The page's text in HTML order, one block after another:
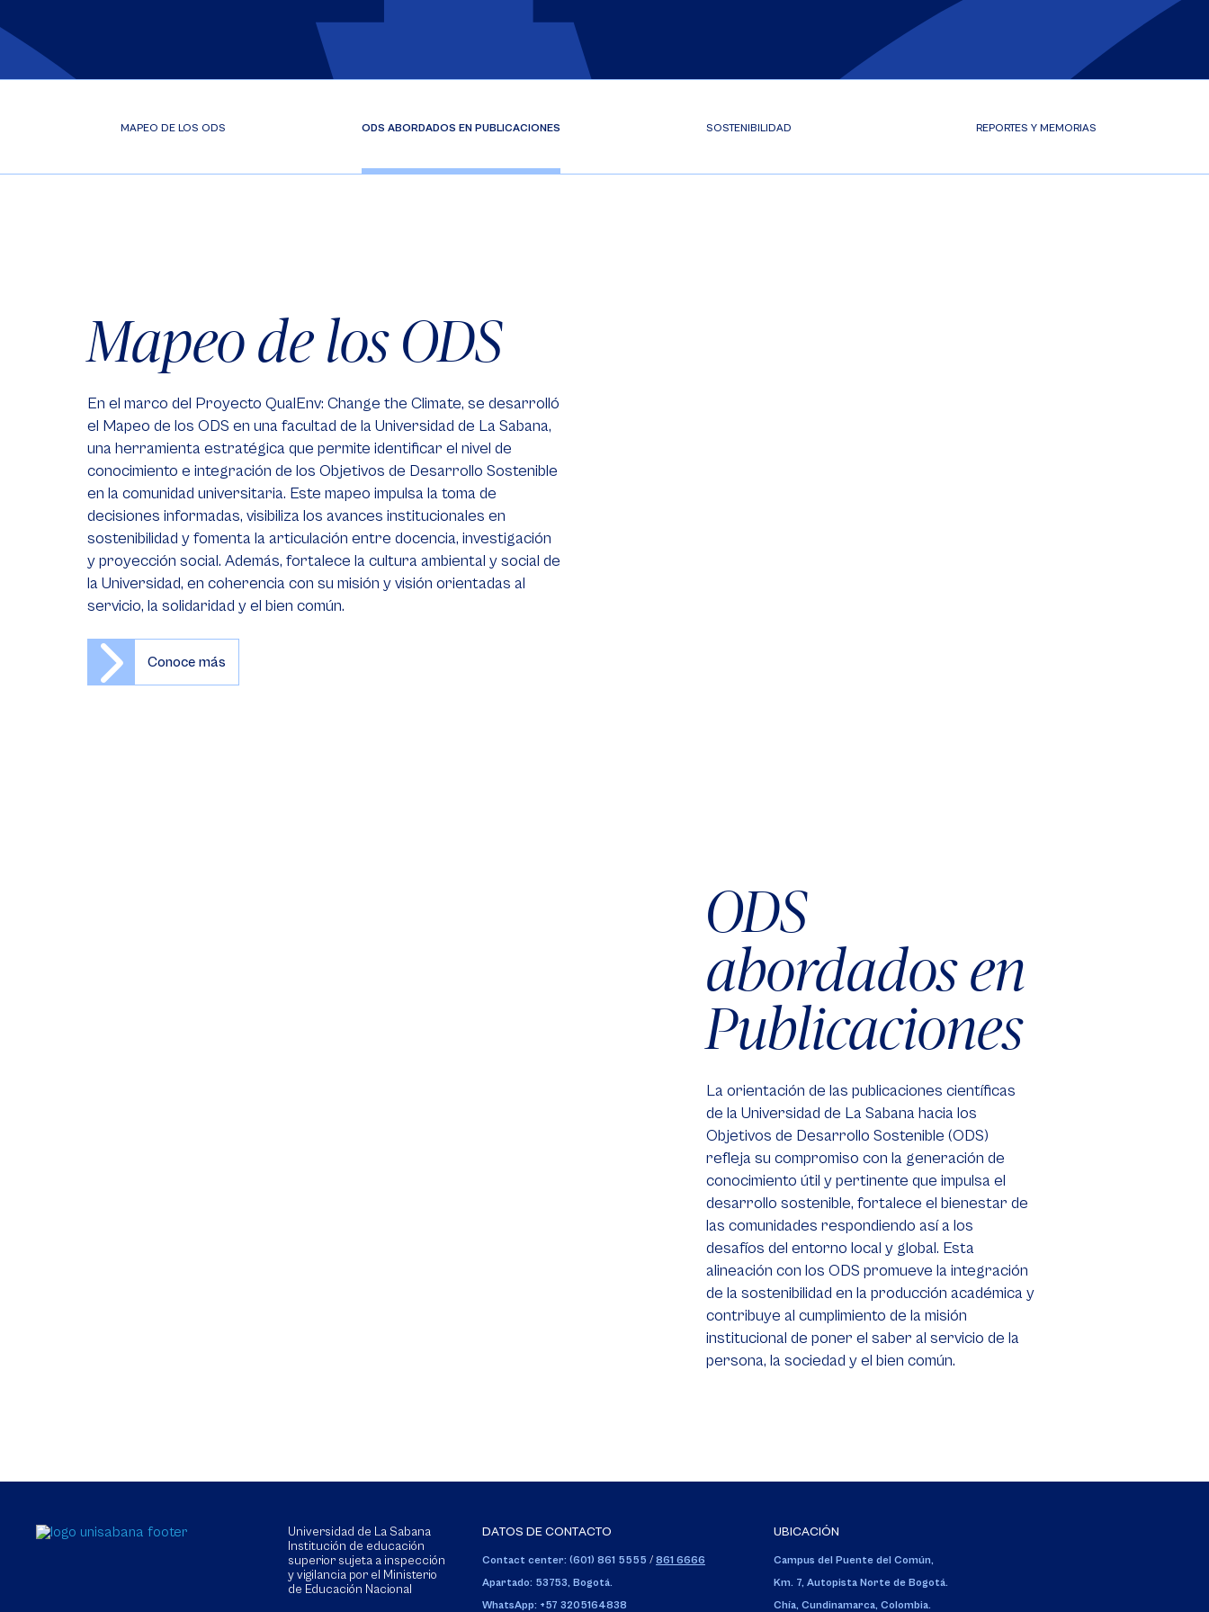
MAPEO DE LOS ODS ODS ABORDADOS EN PUBLICACIONES SOSTENIBILIDAD REPORTES Y MEMORIAS
Mapeo de los ODS
En el marco del Proyecto QualEnv: Change the Climate, se desarrolló
el Mapeo de los ODS en una facultad de la Universidad de La Sabana,
una herramienta estratégica que permite identificar el nivel de
conocimiento e integración de los Objetivos de Desarrollo Sostenible
en la comunidad universitaria. Este mapeo impulsa la toma de
decisiones informadas, visibiliza los avances institucionales en
sostenibilidad y fomenta la articulación entre docencia, investigación
y proyección social. Además, fortalece la cultura ambiental y social de
la Universidad, en coherencia con su misión y visión orientadas al
servicio, la solidaridad y el bien común.
Conoce más
ODS
abordados en
Publicaciones
La orientación de las publicaciones científicas
de la Universidad de La Sabana hacia los
Objetivos de Desarrollo Sostenible (ODS)
refleja su compromiso con la generación de
conocimiento útil y pertinente que impulsa el
desarrollo sostenible, fortalece el bienestar de
las comunidades respondiendo así a los
desafíos del entorno local y global. Esta
alineación con los ODS promueve la integración
de la sostenibilidad en la producción académica y
contribuye al cumplimiento de la misión
institucional de poner el saber al servicio de la
persona, la sociedad y el bien común.
Universidad de La Sabana
Institución de educación
superior sujeta a inspección
y vigilancia por el Ministerio
de Educación Nacional
DATOS DE CONTACTO
Contact center: (601) 861 5555 / 861 6666
Apartado: 53753, Bogotá.
WhatsApp: +57 3205164838
UBICACIÓN
Campus del Puente del Común,
Km. 7, Autopista Norte de Bogotá.
Chía, Cundinamarca, Colombia.